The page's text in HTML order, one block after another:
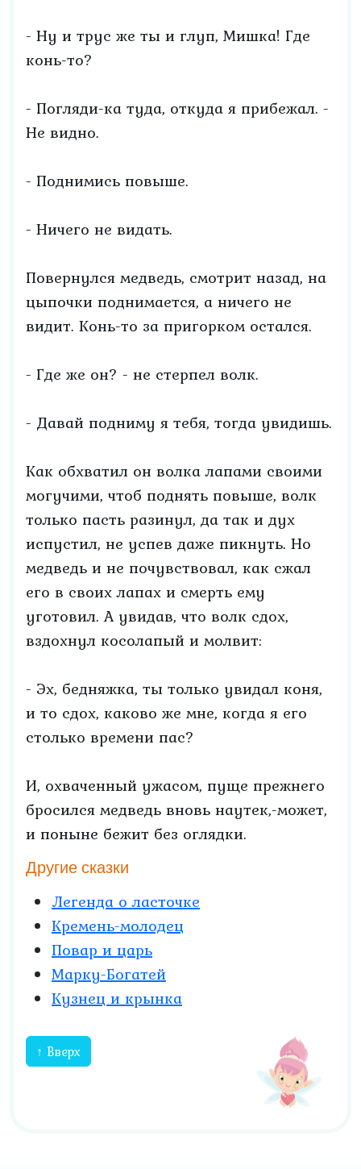
- Ну и трус же ты и глуп, Мишка! Где
конь-то?
- Погляди-ка туда, откуда я прибежал. -
Не видно.
- Поднимись повыше.
- Ничего не видать.
Повернулся медведь, смотрит назад, на
цыпочки поднимается, а ничего не
видит. Конь-то за пригорком остался.
- Где же он? - не стерпел волк.
- Давай подниму я тебя, тогда увидишь.
Как обхватил он волка лапами своими
могучими, чтоб поднять повыше, волк
только пасть разинул, да так и дух
испустил, не успев даже пикнуть. Но
медведь и не почувствовал, как сжал
его в своих лапах и смерть ему
уготовил. А увидав, что волк сдох,
вздохнул косолапый и молвит:
- Эх, бедняжка, ты только увидал коня,
и то сдох, каково же мне, когда я его
столько времени пас?
И, охваченный ужасом, пуще прежнего
бросился медведь вновь наутек,-может,
и поныне бежит без оглядки.
Другие сказки
Легенда о ласточке
Кремень-молодец
Повар и царь
Марку-Богатей
Кузнец и крынка
↑ Вверх